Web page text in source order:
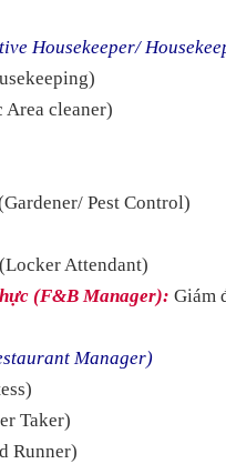
Housekeeper/
cleaner)
Pest Control)
Attendant)
(F&B Manager): Giám
Manager)
Taker)
Runner)